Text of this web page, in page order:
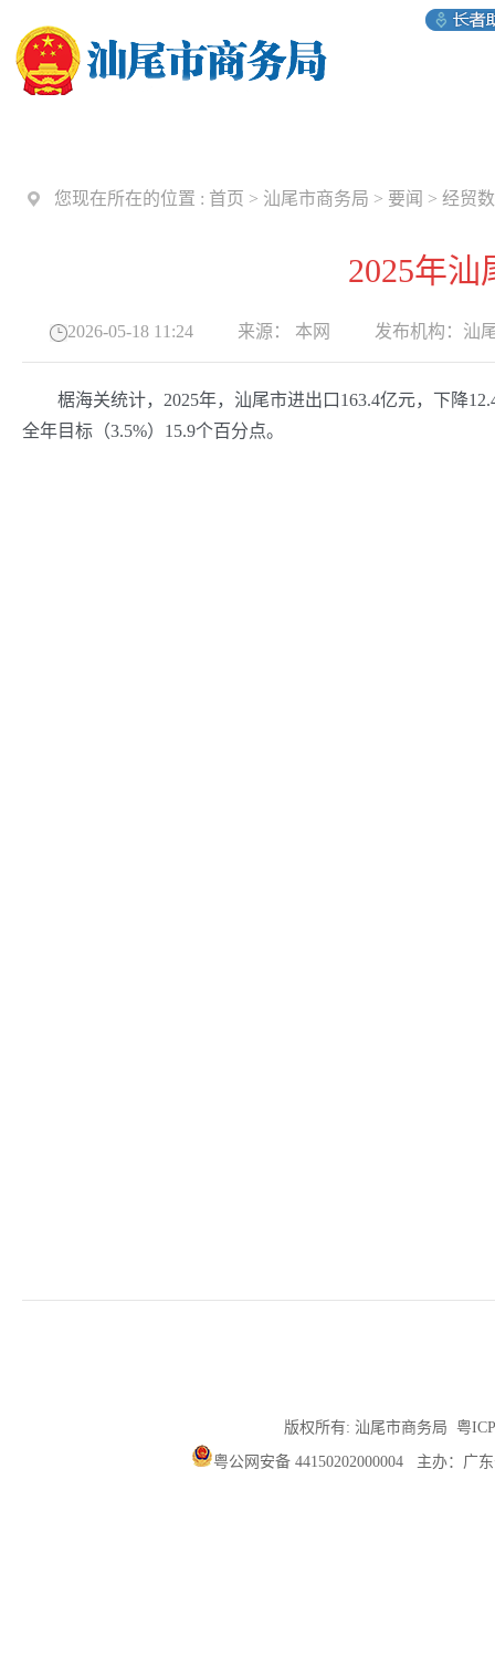
您现在所在的位置 : 首页 > 汕尾市商务局 > 要闻 > 经贸
2025年
2026-05-18 11:24 来源： 本网 发布机构： 汕
椐海关统计，2025年，汕尾市进出口163.4亿元，下降
全年目标（3.5%）15.9个百分点。
版权所有: 汕尾市商务局 粤
粤公网安备 44150202000004 主办：广东